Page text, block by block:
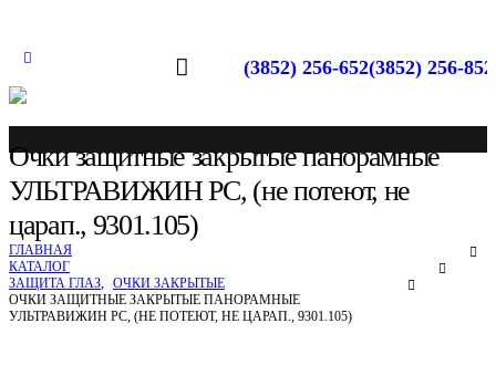
(3852) 256-652(3852) 256-852
Очки защитные закрытые панорамные
УЛЬТРАВИЖИН PC, (не потеют, не
царап., 9301.105)
ГЛАВНАЯ
КАТАЛОГ
ЗАЩИТА ГЛАЗ, ОЧКИ ЗАКРЫТЫЕ
ОЧКИ ЗАЩИТНЫЕ ЗАКРЫТЫЕ ПАНОРАМНЫЕ
УЛЬТРАВИЖИН PC, (НЕ ПОТЕЮТ, НЕ ЦАРАП., 9301.105)
Спецодежда в Барнауле